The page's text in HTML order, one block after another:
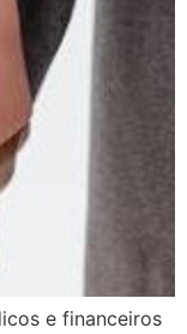
e financeiros